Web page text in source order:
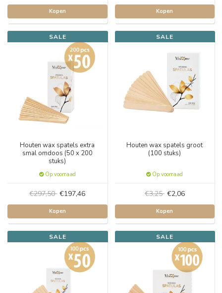
Kopen Kopen
SALE
Houten wax spatels extra
smal omdoos (50 x 200
stuks)
Op voorraad
€297,50 €197,46
Kopen
SALE
Houten wax spatels groot
(100 stuks)
Op voorraad
€3,25 €2,06
Kopen
SALE SALE